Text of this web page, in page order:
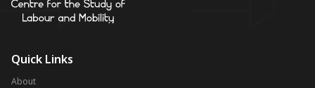
Quick Links
About